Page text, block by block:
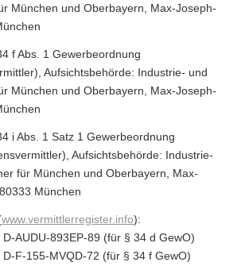
München und Oberbayern, Max-Joseph-
f Abs. 1 Gewerbeordnung
Aufsichtsbehörde: Industrie- und
München und Oberbayern, Max-Joseph-
i Abs. 1 Satz 1 Gewerbeordnung
Aufsichtsbehörde: Industrie-
für München und Oberbayern, Max-
München
www.vermittlerregister.info):
AUDU-893EP-89 (für § 34 d GewO)
D-F-155-MVQD-72 (für § 34 f GewO)